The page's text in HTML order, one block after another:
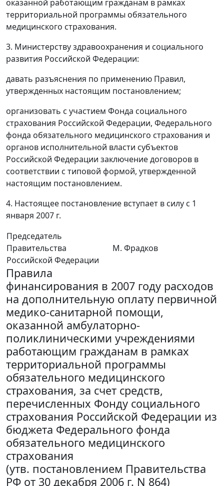
оказанной работающим гражданам в рамках
территориальной программы обязательного
медицинского страхования.
3. Министерству здравоохранения и социального
развития Российской Федерации:
давать разъяснения по применению Правил,
утвержденных настоящим постановлением;
организовать с участием Фонда социального
страхования Российской Федерации, Федерального
фонда обязательного медицинского страхования и
органов исполнительной власти субъектов
Российской Федерации заключение договоров в
соответствии с типовой формой, утвержденной
настоящим постановлением.
4. Настоящее постановление вступает в силу с 1
января 2007 г.
Председатель
Правительства
Российской Федерации
М. Фрадков
Правила
финансирования в 2007 году расходов
на дополнительную оплату первичной
медико-санитарной помощи,
оказанной амбулаторно-
поликлиническими учреждениями
работающим гражданам в рамках
территориальной программы
обязательного медицинского
страхования, за счет средств,
перечисленных Фонду социального
страхования Российской Федерации из
бюджета Федерального фонда
обязательного медицинского
страхования
(утв. постановлением Правительства
РФ от 30 декабря 2006 г. N 864)